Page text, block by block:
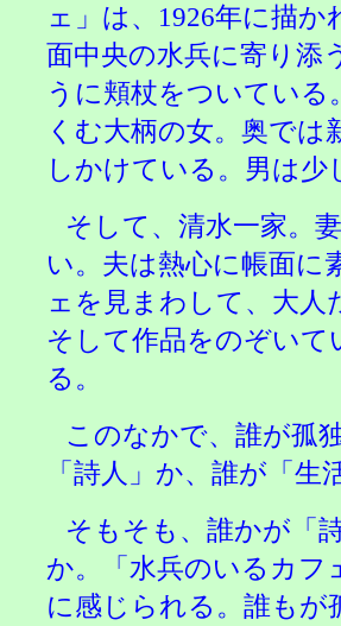
ェ」は、1926年に描
面中央の水兵に寄り添
うに頬杖をついてい
くむ大柄の女。奥では
しかけている。男は少
そして、清水一家。
い。夫は熱心に帳面に
ェを見まわして、大
そして作品をのぞいて
る。
このなかで、誰が孤
「詩人」か、誰が「生
そもそも、誰かが「
か。「水兵のいるカ
に感じられる。誰も